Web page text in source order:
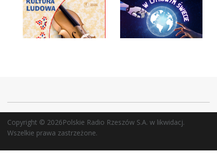
Copyright © 2026Polskie Radio Rzeszów S.A. w likwidacj.
Wszelkie prawa zastrzeżone.